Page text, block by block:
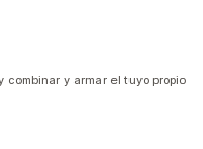
y armar el tuyo propio